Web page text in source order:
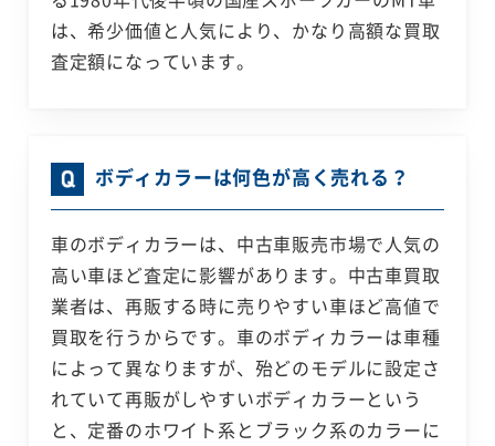
は、希少価値と人気により、かなり高額な買取
査定額になっています。
ボディカラーは何色が高く売れる？
車のボディカラーは、中古車販売市場で人気の
高い車ほど査定に影響があります。中古車買取
業者は、再販する時に売りやすい車ほど高値で
買取を行うからです。車のボディカラーは車種
によって異なりますが、殆どのモデルに設定さ
れていて再販がしやすいボディカラーという
と、定番のホワイト系とブラック系のカラーに